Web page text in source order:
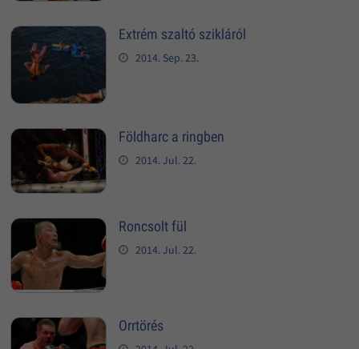
Extrém szaltó szikláról
2014. Sep. 23.
Földharc a ringben
2014. Jul. 22.
Roncsolt fül
2014. Jul. 22.
Orrtörés